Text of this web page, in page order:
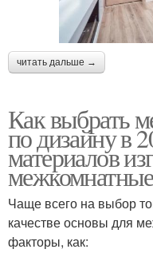
читать дальше →
Как выбрать
по дизайну в
материалов
Чаще всего на выбор
качестве основы для
факторы, как: